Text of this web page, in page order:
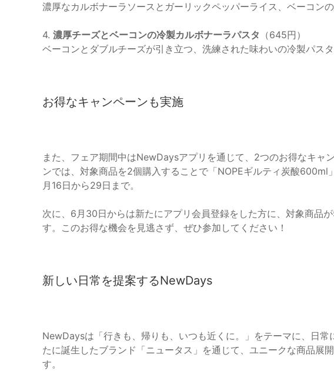
濃厚なカルボナーラソースとガーリックペッパーライス、ベーコン
4. 濃厚チーズとベーコンの冷製カルボナーラパスタ （645円）
ベーコンとダブルチーズが引き立つ、洗練された味わいの冷製パスタ
お得なキャンペーンも実施
また、フェア期間中はNewDaysアプリを通じて、2つのお得なキャ
ンでは、対象商品を2個購入することで「NOPEギルティ炭酸600ml
月16日から29日まで。
次に、6月30日からは新たにアプリ会員登録をした方に、対象商品
す。このお得な機会を見逃さず、ぜひ参加してください！
新しい日常を提案するNewDays
NewDaysは「行きも、帰りも、いつも近くに。」をテーマに、日
たに誕生したブランド「ニュータス」を通じて、ユニークな商品展
す。